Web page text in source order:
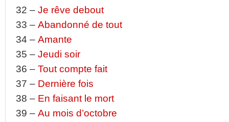
32 – Je rêve debout
33 – Abandonné de tout
34 – Amante
35 – Jeudi soir
36 – Tout compte fait
37 – Dernière fois
38 – En faisant le mort
39 – Au mois d’octobre